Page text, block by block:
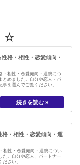
☆
格・相性・恋愛傾向・
・相性・恋愛傾向・運勢につ
とめました。自分や恋人・パ
事を選んでご覧ください。
格・相性・恋愛傾向・運
相性・恋愛傾向・運勢につい
た。自分や恋人、パートナー
ださい。